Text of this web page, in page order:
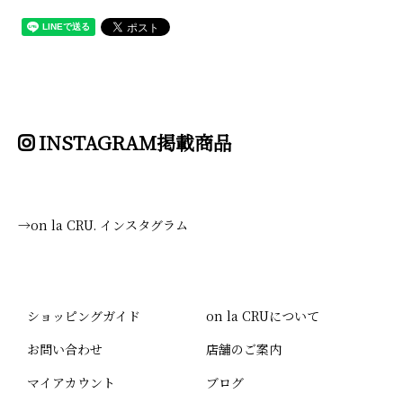
INSTAGRAM掲載商品
→on la CRU. インスタグラム
ショッピングガイド
お問い合わせ
マイアカウント
on la CRUについて
店舗のご案内
ブログ